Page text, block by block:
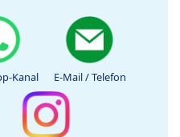
Kanal E-Mail / Telefon